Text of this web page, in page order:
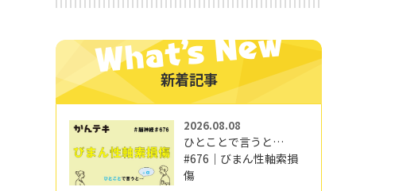
新着記事
2026.08.08
ひとことで言うと…
#676｜びまん性軸索損
傷